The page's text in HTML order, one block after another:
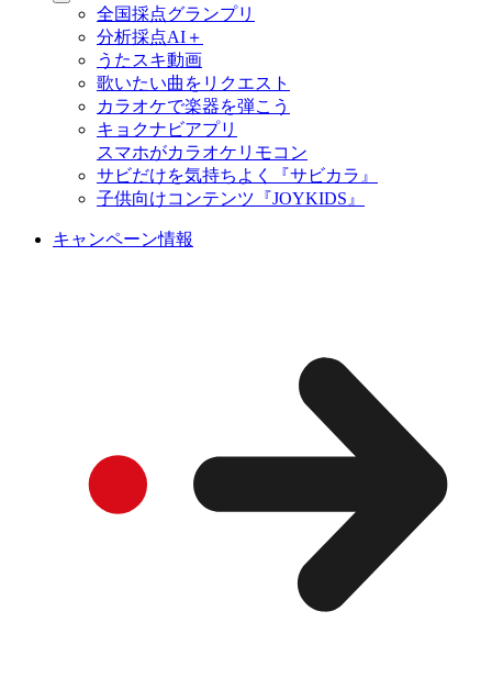
全国採点グランプリ
分析採点AI＋
うたスキ動画
歌いたい曲をリクエスト
カラオケで楽器を弾こう
キョクナビアプリ
スマホがカラオケリモコン
サビだけを気持ちよく『サビカラ』
子供向けコンテンツ『JOYKIDS』
キャンペーン情報